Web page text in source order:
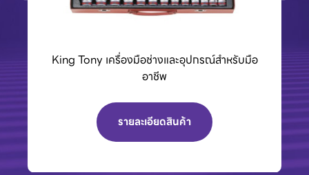
BCC01 กล่องชาร์จแบตเตอรี่ 40Vmax XGT
รายละเอียดสินค้า